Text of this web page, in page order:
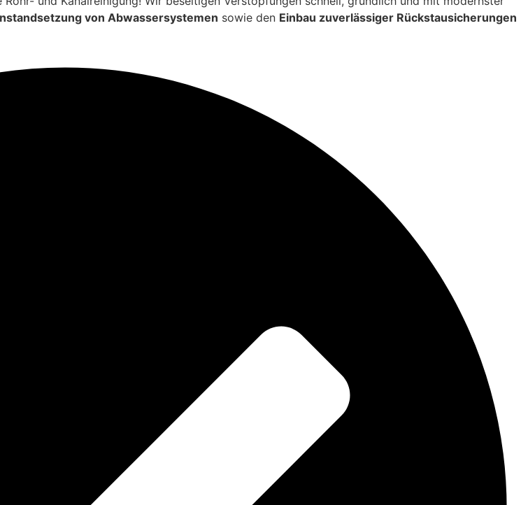
von Abwassersystemen sowie den Einbau zuverlässiger Rückstausicherungen